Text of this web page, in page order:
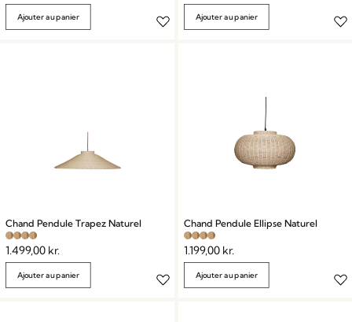
Ajouter au panier Ajouter au panier
Chand Pendule Trapez Naturel
1.499,00 kr.
Ajouter au panier
Chand Pendule Ellipse Naturel
1.199,00 kr.
Ajouter au panier